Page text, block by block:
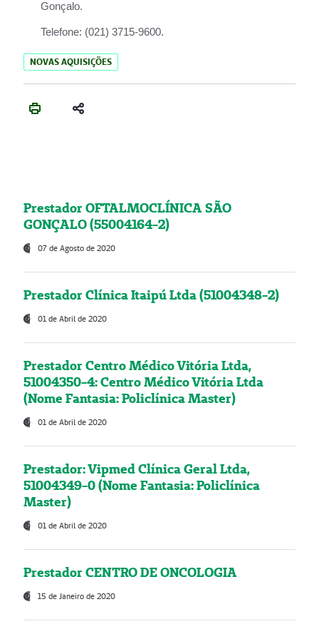
Gonçalo.
Telefone: (021) 3715-9600.
NOVAS AQUISIÇÕES
Prestador OFTALMOCLÍNICA SÃO
GONÇALO (55004164-2)
07 de Agosto de 2020
Prestador Clínica Itaipú Ltda (51004348-2)
01 de Abril de 2020
Prestador Centro Médico Vitória Ltda,
51004350-4: Centro Médico Vitória Ltda
(Nome Fantasia: Policlínica Master)
01 de Abril de 2020
Prestador: Vipmed Clínica Geral Ltda,
51004349-0 (Nome Fantasia: Policlínica
Master)
01 de Abril de 2020
Prestador CENTRO DE ONCOLOGIA
15 de Janeiro de 2020